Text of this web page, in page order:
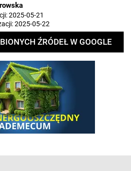
2025-05-21
2025-05-22
ŹRÓDEŁ W GOOGLE